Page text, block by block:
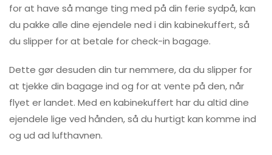
for at have så mange ting med på din ferie sydpå, kan
du pakke alle dine ejendele ned i din kabinekuffert, så
du slipper for at betale for check-in bagage.
Dette gør desuden din tur nemmere, da du slipper for
at tjekke din bagage ind og for at vente på den, når
flyet er landet. Med en kabinekuffert har du altid dine
ejendele lige ved hånden, så du hurtigt kan komme ind
og ud ad lufthavnen.